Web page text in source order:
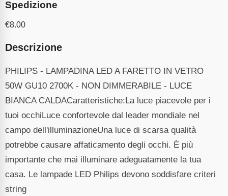
Spedizione
€8.00
Descrizione
PHILIPS - LAMPADINA LED A FARETTO IN VETRO
50W GU10 2700K - NON DIMMERABILE - LUCE
BIANCA CALDACaratteristiche:La luce piacevole per i
tuoi occhiLuce confortevole dal leader mondiale nel
campo dell'illuminazioneUna luce di scarsa qualità
potrebbe causare affaticamento degli occhi. È più
importante che mai illuminare adeguatamente la tua
casa. Le lampade LED Philips devono soddisfare criteri
string